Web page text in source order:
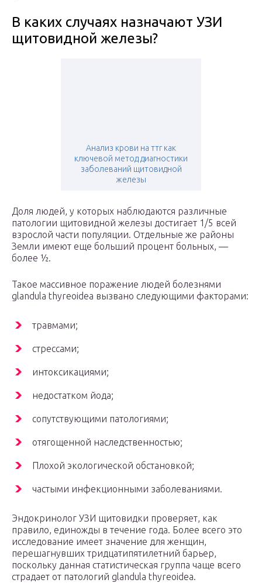
В каких случаях назначают УЗИ
щитовидной железы?
Анализ крови на ттг как
ключевой метод диагностики
заболеваний щитовидной
железы
Доля людей, у которых наблюдаются различные
патологии щитовидной железы достигает 1/5 всей
взрослой части популяции. Отдельные же районы
Земли имеют еще больший процент больных, —
более ½.
Такое массивное поражение людей болезнями
glandula thyreoidea вызвано следующими факторами:
травмами;
стрессами;
интоксикациями;
недостатком йода;
сопутствующими патологиями;
отягощенной наследственностью;
Плохой экологической обстановкой;
частыми инфекционными заболеваниями.
Эндокринолог УЗИ щитовидки проверяет, как
правило, единожды в течение года. Более всего это
исследование имеет значение для женщин,
перешагнувших тридцатипятилетний барьер,
поскольку данная статистическая группа чаще всего
страдает от патологий glandula thyreoidea.